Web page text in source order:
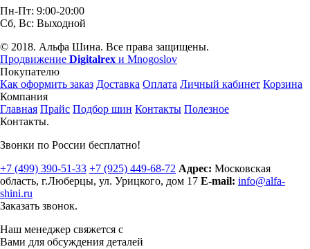
Пн-Пт: 9:00-20:00
Сб, Вс: Выходной
© 2018. Альфа Шина. Все права защищены.
Продвижение Digitalrex и Mnogoslov
Покупателю
Как оформить заказ Доставка Оплата Личный кабинет Корзина
Компания
Главная Прайс Подбор шин Контакты Полезное
Контакты.
Звонки по России бесплатно!
+7 (499) 390-51-33 +7 (925) 449-68-72 Адрес: Московская
область, г.Люберцы, ул. Урицкого, дом 17 E-mail: info@alfa-
shini.ru
Заказать звонок.
Наш менеджер свяжется с
Вами для обсуждения деталей